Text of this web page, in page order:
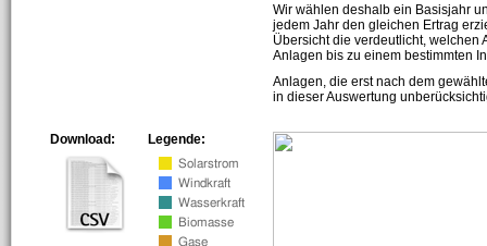
Wir wählen deshalb ein Basisjahr
jedem Jahr den gleichen Ertrag
Übersicht die verdeutlicht, welchen
Anlagen bis zu einem bestimmten
Anlagen, die erst nach dem
in dieser Auswertung
Legende:
Download: